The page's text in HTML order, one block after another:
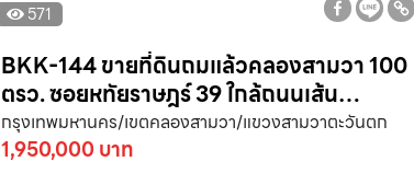
571
BKK-144 ขายที่ดินถมแล้วคลองสามวา 100
ตรว. ซอยหทัยราษฎร์ 39 ใกล้ถนนเส้น
มอเตอร์เวย์ 9 – 5.9 กม. กรุงเทพฯ
กรุงเทพมหานคร/เขตคลองสามวา/แขวงสามวาตะวันตก
1,950,000 บาท